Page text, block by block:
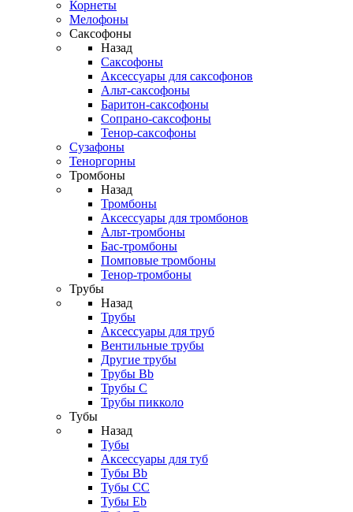
Корнеты
Мелофоны
Саксофоны
Назад
Саксофоны
Аксессуары для саксофонов
Альт-саксофоны
Баритон-саксофоны
Сопрано-саксофоны
Тенор-саксофоны
Сузафоны
Теноргорны
Тромбоны
Назад
Тромбоны
Аксессуары для тромбонов
Альт-тромбоны
Бас-тромбоны
Помповые тромбоны
Тенор-тромбоны
Трубы
Назад
Трубы
Аксессуары для труб
Вентильные трубы
Другие трубы
Трубы Bb
Трубы C
Трубы пикколо
Тубы
Назад
Тубы
Аксессуары для туб
Тубы Bb
Тубы CC
Тубы Eb